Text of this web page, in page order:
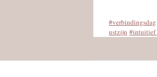
#verbindingsdag
ustzijn #intuitief